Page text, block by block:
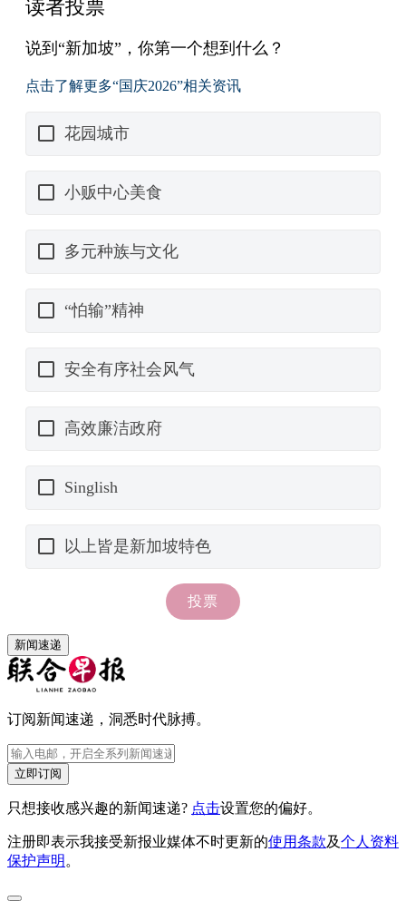
新闻速递
订阅新闻速递，洞悉时代脉搏。
立即订阅
只想接收感兴趣的新闻速递? 点击设置您的偏好。
注册即表示我接受新报业媒体不时更新的使用条款及个人资料
保护声明 。